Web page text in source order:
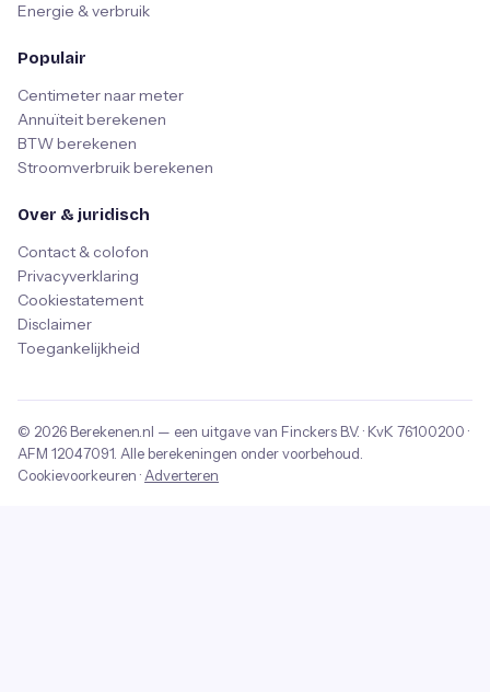
Energie & verbruik
Populair
Centimeter naar meter
Annuïteit berekenen
BTW berekenen
Stroomverbruik berekenen
Over & juridisch
Contact & colofon
Privacyverklaring
Cookiestatement
Disclaimer
Toegankelijkheid
© 2026 Berekenen.nl — een uitgave van Finckers B.V. · KvK 76100200 ·
AFM 12047091 . Alle berekeningen onder voorbehoud.
Cookievoorkeuren · Adverteren